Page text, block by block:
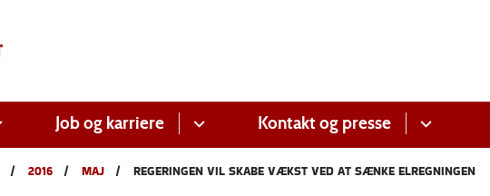
Job og karriere Kontakt og presse
2016 MAJ REGERINGEN VIL SKABE VÆKST VED AT SÆNKE ELREGNINGEN